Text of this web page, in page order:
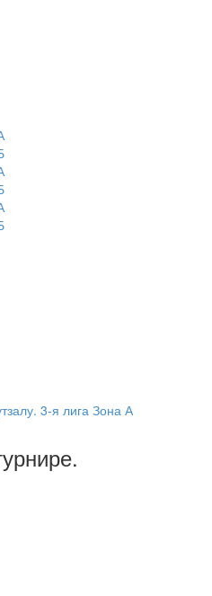
3-я лига Зона А
.